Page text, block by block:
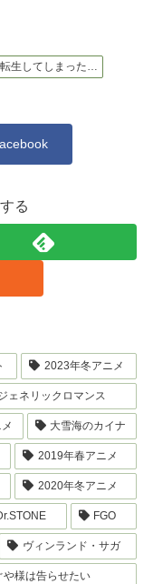
生してしまった…
る
2023年冬アニメ
ェネリックロマンス
大雪海のカイナ
2019年春アニメ
2020年冬アニメ
FGO
ヴィンランド・サガ
や様は告らせたい